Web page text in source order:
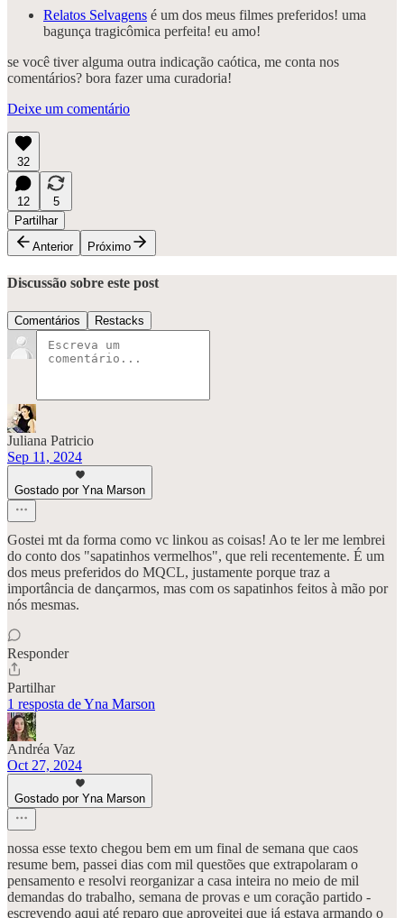
Relatos Selvagens é um dos meus filmes preferidos! uma
bagunça tragicômica perfeita! eu amo!
se você tiver alguma outra indicação caótica, me conta nos
comentários? bora fazer uma curadoria!
Deixe um comentário
32
12
5
Partilhar
Anterior
Próximo
Discussão sobre este post
Comentários Restacks
Juliana Patricio
Sep 11, 2024
Gostado por Yna Marson
Gostei mt da forma como vc linkou as coisas! Ao te ler me lembrei
do conto dos "sapatinhos vermelhos", que reli recentemente. É um
dos meus preferidos do MQCL, justamente porque traz a
importância de dançarmos, mas com os sapatinhos feitos à mão por
nós mesmas.
Responder
Partilhar
1 resposta de Yna Marson
Andréa Vaz
Oct 27, 2024
Gostado por Yna Marson
nossa esse texto chegou bem em um final de semana que caos
resume bem, passei dias com mil questões que extrapolaram o
pensamento e resolvi reorganizar a casa inteira no meio de mil
demandas do trabalho, semana de provas e um coração partido -
escrevendo aqui até reparo que aproveitei que já estava armando o